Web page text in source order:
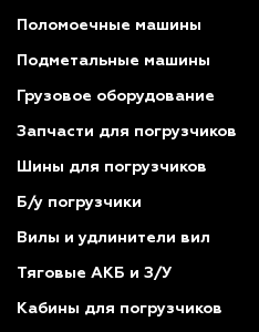
Поломоечные машины
Подметальные машины
Грузовое оборудование
Запчасти для погрузчиков
Шины для погрузчиков
Б/у погрузчики
Вилы и удлинители вил
Тяговые АКБ и З/У
Кабины для погрузчиков